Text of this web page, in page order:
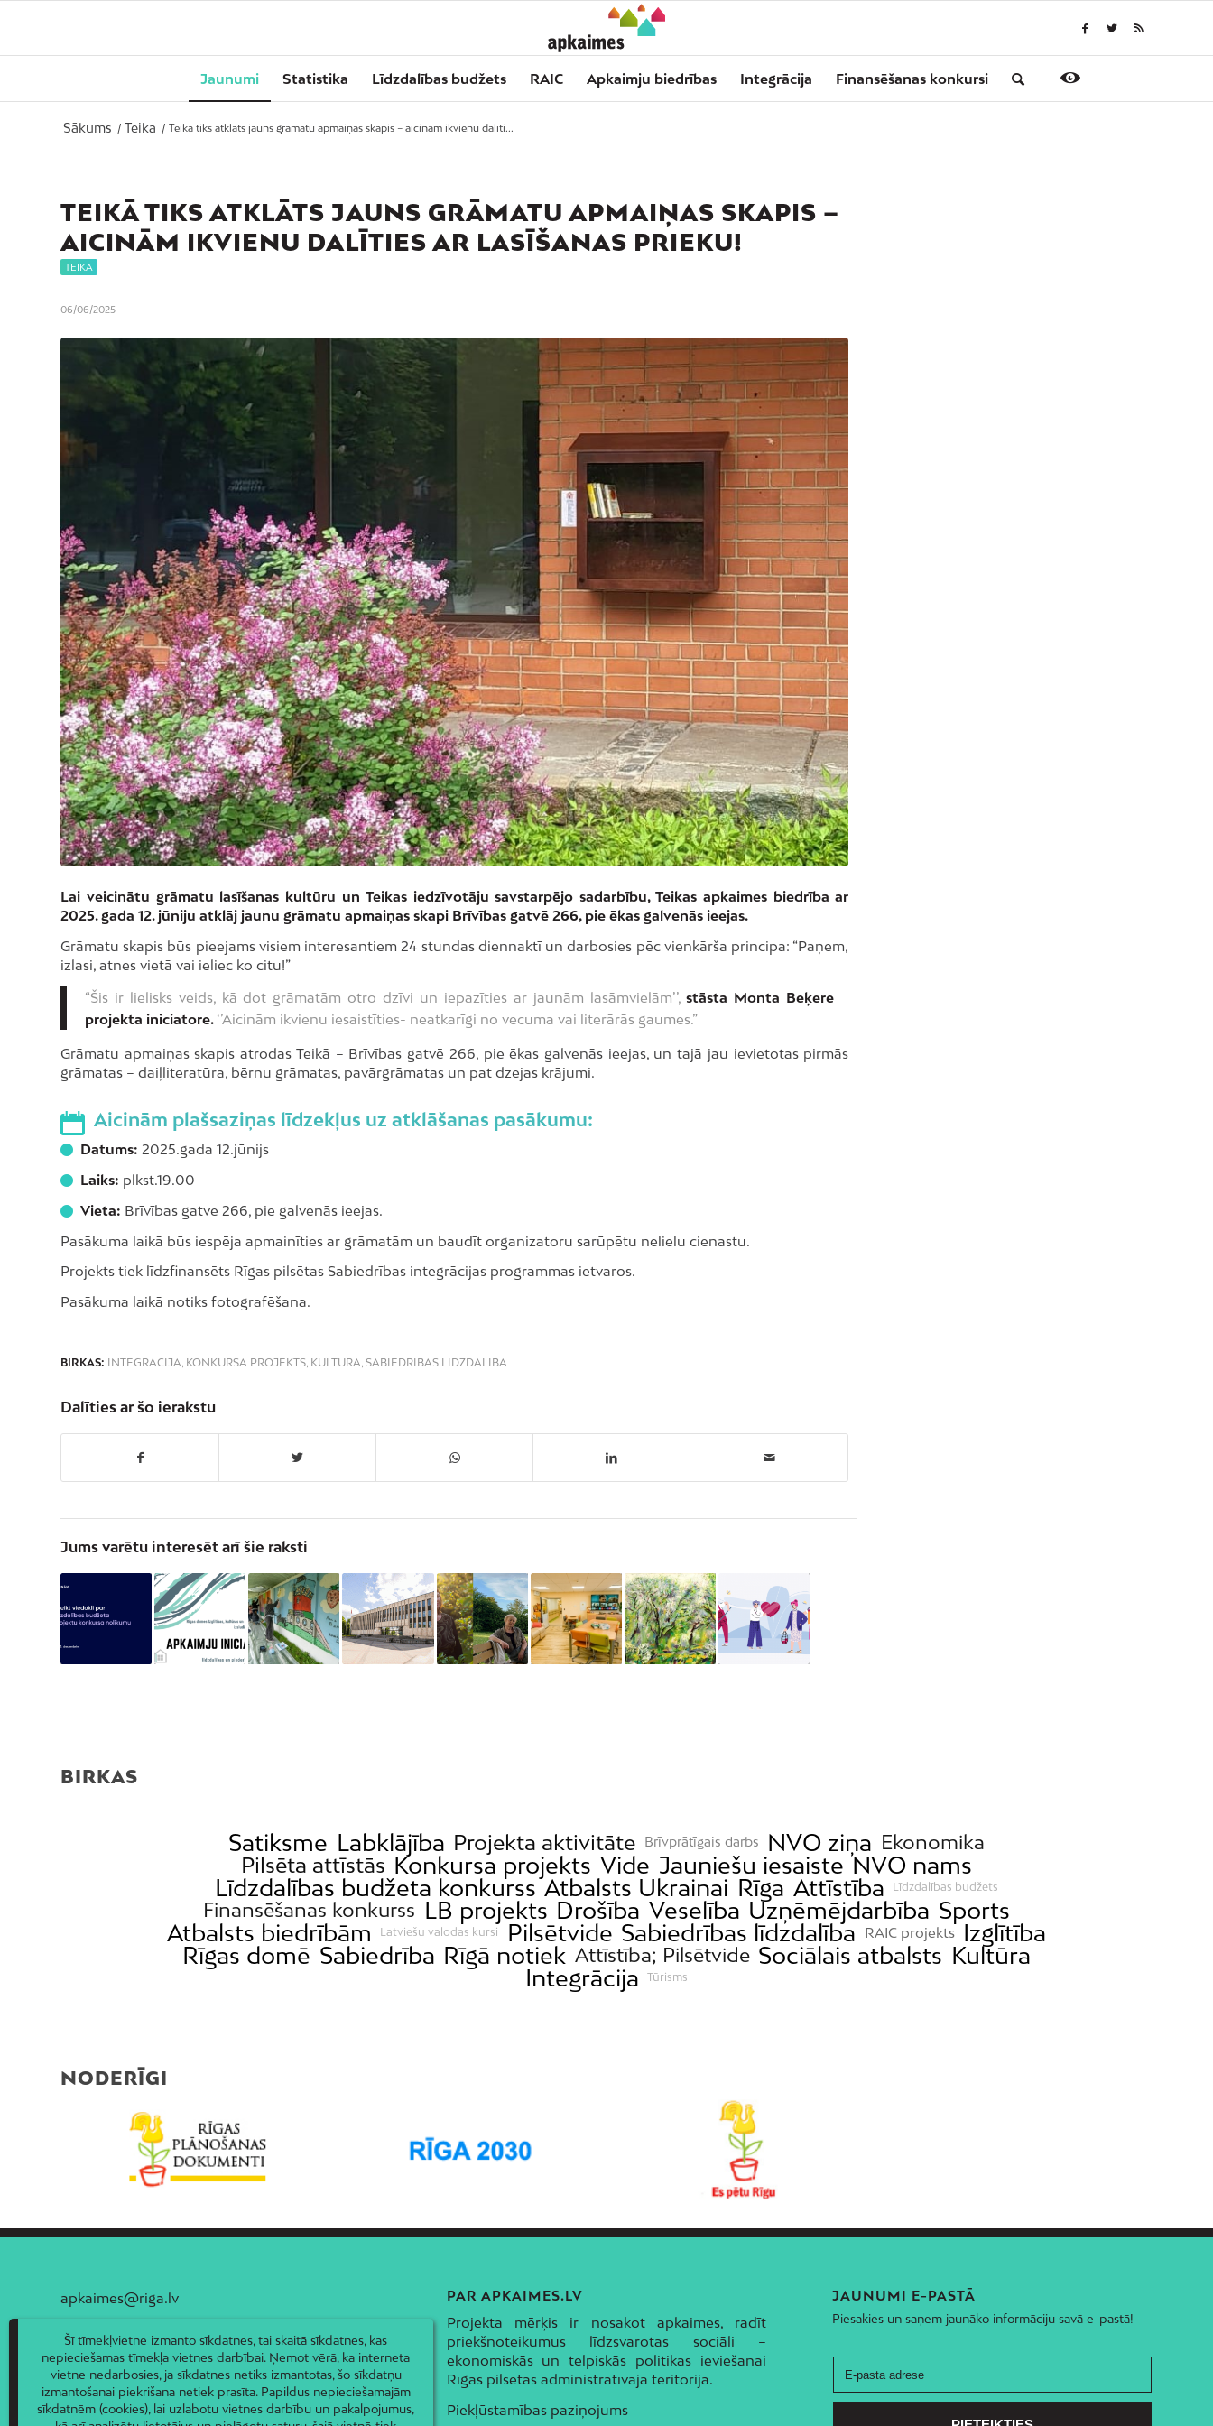
Jaunumi Statistika Līdzdalības budžets RAIC Apkaimju biedrības Integrācija Finansēšanas konkursi
Sākums / Teika / Teikā tiks atklāts jauns grāmatu apmaiņas skapis – aicinām ikvienu dalīti...
TEIKĀ TIKS ATKLĀTS JAUNS GRĀMATU APMAIŅAS SKAPIS –
AICINĀM IKVIENU DALĪTIES AR LASĪŠANAS PRIEKU!
TEIKA
06/06/2025
Lai veicinātu grāmatu lasīšanas kultūru un Teikas iedzīvotāju savstarpējo sadarbību, Teikas apkaimes biedrība ar
2025. gada 12. jūniju atklāj jaunu grāmatu apmaiņas skapi Brīvības gatvē 266, pie ēkas galvenās ieejas.
Grāmatu skapis būs pieejams visiem interesantiem 24 stundas diennaktī un darbosies pēc vienkārša principa: “Paņem,
izlasi, atnes vietā vai ieliec ko citu!”
“Šis ir lielisks veids, kā dot grāmatām otro dzīvi un iepazīties ar jaunām lasāmvielām’’,stāsta Monta Beķere
projekta iniciatore. ‘’Aicinām ikvienu iesaistīties- neatkarīgi no vecuma vai literārās gaumes.”
Grāmatu apmaiņas skapis atrodas Teikā – Brīvības gatvē 266, pie ēkas galvenās ieejas, un tajā jau ievietotas pirmās
grāmatas – daiļliteratūra, bērnu grāmatas, pavārgrāmatas un pat dzejas krājumi.
Aicinām plašsaziņas līdzekļus uz atklāšanas pasākumu:
Datums: 2025.gada 12.jūnijs
Laiks: plkst.19.00
Vieta: Brīvības gatve 266, pie galvenās ieejas.
Pasākuma laikā būs iespēja apmainīties ar grāmatām un baudīt organizatoru sarūpētu nelielu cienastu.
Projekts tiek līdzfinansēts Rīgas pilsētas Sabiedrības integrācijas programmas ietvaros.
Pasākuma laikā notiks fotografēšana.
BIRKAS: INTEGRĀCIJA, KONKURSA PROJEKTS, KULTŪRA, SABIEDRĪBAS LĪDZDALĪBA
Dalīties ar šo ierakstu
Jums varētu interesēt arī šie raksti
BIRKAS
Satiksme Labklājība Projekta aktivitāte Brīvprātīgais darbs NVO ziņa Ekonomika
Pilsēta attīstās Konkursa projekts Vide Jauniešu iesaiste NVO nams
Līdzdalības budžeta konkurss Atbalsts Ukrainai Rīga Attīstība Līdzdalības budžets
Finansēšanas konkurss LB projekts Drošība Veselība Uzņēmējdarbība Sports
Atbalsts biedrībām
Latviešu valodas kursi Pilsētvide Sabiedrības līdzdalība RAIC projekts
Izglītība
Rīgas domē Sabiedrība Rīgā notiek Attīstība; Pilsētvide Sociālais atbalsts Kultūra
Integrācija
Tūrisms
NODERĪGI
apkaimes@riga.lv PAR APKAIMES.LV
Projekta mērķis ir nosakot apkaimes, radīt
priekšnoteikumus līdzsvarotas sociāli –
ekonomiskās un telpiskās politikas ieviešanai
Rīgas pilsētas administratīvajā teritorijā.
Piekļūstamības paziņojums
JAUNUMI E-PASTĀ
Piesakies un saņem jaunāko informāciju savā e-pastā!
Šī tīmekļvietne izmanto sīkdatnes, tai skaitā sīkdatnes, kas
nepieciešamas tīmekļa vietnes darbībai. Ņemot vērā, ka interneta
vietne nedarbosies, ja sīkdatnes netiks izmantotas, šo sīkdatņu
izmantošanai piekrišana netiek prasīta. Papildus nepieciešamajām
sīkdatnēm (cookies), lai uzlabotu vietnes darbību un pakalpojumus,